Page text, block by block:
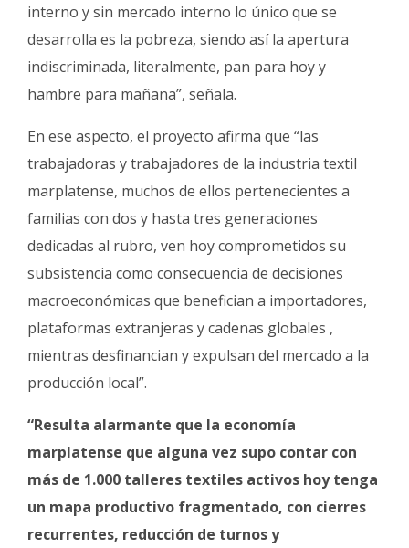
interno y sin mercado interno lo único que se
desarrolla es la pobreza, siendo así la apertura
indiscriminada, literalmente, pan para hoy y
hambre para mañana”, señala.
En ese aspecto, el proyecto afirma que “las
trabajadoras y trabajadores de la industria textil
marplatense, muchos de ellos pertenecientes a
familias con dos y hasta tres generaciones
dedicadas al rubro, ven hoy comprometidos su
subsistencia como consecuencia de decisiones
macroeconómicas que benefician a importadores,
plataformas extranjeras y cadenas globales ,
mientras desfinancian y expulsan del mercado a la
producción local”.
“Resulta alarmante que la economía
marplatense que alguna vez supo contar con
más de 1.000 talleres textiles activos hoy tenga
un mapa productivo fragmentado, con cierres
recurrentes, reducción de turnos y